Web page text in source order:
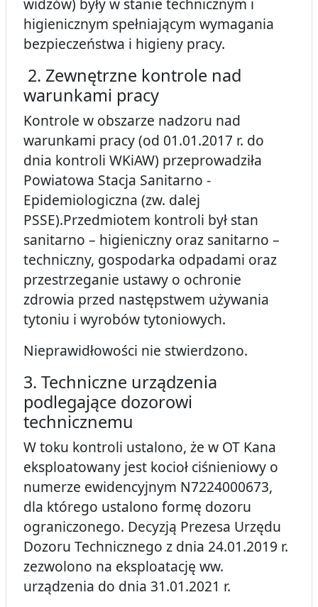
widzów) były w stanie technicznym i
higienicznym spełniającym wymagania
bezpieczeństwa i higieny pracy.
2. Zewnętrzne kontrole nad
warunkami pracy
Kontrole w obszarze nadzoru nad
warunkami pracy (od 01.01.2017 r. do
dnia kontroli WKiAW) przeprowadziła
Powiatowa Stacja Sanitarno -
Epidemiologiczna (zw. dalej
PSSE).Przedmiotem kontroli był stan
sanitarno – higieniczny oraz sanitarno –
techniczny, gospodarka odpadami oraz
przestrzeganie ustawy o ochronie
zdrowia przed następstwem używania
tytoniu i wyrobów tytoniowych.
Nieprawidłowości nie stwierdzono.
3. Techniczne urządzenia
podlegające dozorowi
technicznemu
W toku kontroli ustalono, że w OT Kana
eksploatowany jest kocioł ciśnieniowy o
numerze ewidencyjnym N7224000673,
dla którego ustalono formę dozoru
ograniczonego. Decyzją Prezesa Urzędu
Dozoru Technicznego z dnia 24.01.2019 r.
zezwolono na eksploatację ww.
urządzenia do dnia 31.01.2021 r.